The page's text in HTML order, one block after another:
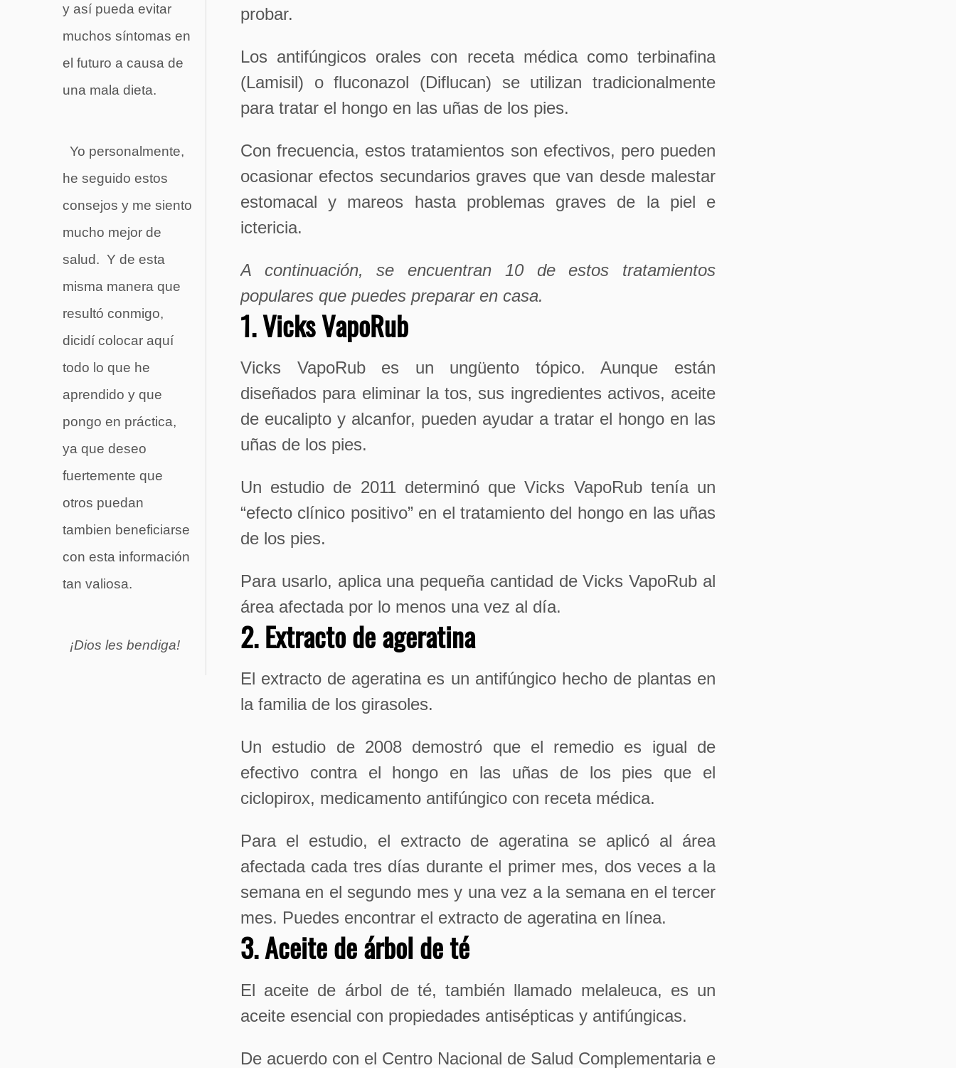
y así pueda evitar
muchos síntomas en
el futuro a causa de
una mala dieta.
Yo personalmente,
he seguido estos
consejos y me siento
mucho mejor de
salud. Y de esta
misma manera que
resultó conmigo,
dicidí colocar aquí
todo lo que he
aprendido y que
pongo en práctica,
ya que deseo
fuertemente que
otros puedan
tambien beneficiarse
con esta información
tan valiosa.
¡Dios les bendiga!
probar.
Los antifúngicos orales con receta médica como terbinafina
(Lamisil) o fluconazol (Diflucan) se utilizan tradicionalmente
para tratar el hongo en las uñas de los pies.
Con frecuencia, estos tratamientos son efectivos, pero pueden
ocasionar efectos secundarios graves que van desde malestar
estomacal y mareos hasta problemas graves de la piel e
ictericia.
A continuación, se encuentran 10 de estos tratamientos
populares que puedes preparar en casa.
1. Vicks VapoRub
Vicks VapoRub es un ungüento tópico. Aunque están
diseñados para eliminar la tos, sus ingredientes activos, aceite
de eucalipto y alcanfor, pueden ayudar a tratar el hongo en las
uñas de los pies.
Un estudio de 2011 determinó que Vicks VapoRub tenía un
“efecto clínico positivo” en el tratamiento del hongo en las uñas
de los pies.
Para usarlo, aplica una pequeña cantidad de Vicks VapoRub al
área afectada por lo menos una vez al día.
2. Extracto de ageratina
El extracto de ageratina es un antifúngico hecho de plantas en
la familia de los girasoles.
Un estudio de 2008 demostró que el remedio es igual de
efectivo contra el hongo en las uñas de los pies que el
ciclopirox, medicamento antifúngico con receta médica.
Para el estudio, el extracto de ageratina se aplicó al área
afectada cada tres días durante el primer mes, dos veces a la
semana en el segundo mes y una vez a la semana en el tercer
mes. Puedes encontrar el extracto de ageratina en línea.
3. Aceite de árbol de té
El aceite de árbol de té, también llamado melaleuca, es un
aceite esencial con propiedades antisépticas y antifúngicas.
De acuerdo con el Centro Nacional de Salud Complementaria e